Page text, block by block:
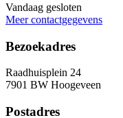
Vandaag gesloten
Meer contactgegevens
Bezoekadres
Raadhuisplein 24
7901 BW Hoogeveen
Postadres